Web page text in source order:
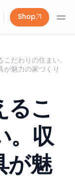
Shop
だわりの住まい。
が魅力の家づくり
るこ
。収
が魅